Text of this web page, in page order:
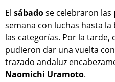
El sábadose celebraron las
semana con luchas hasta
las categorías. Por la tarde,
pudieron dar una vuelta
trazado andaluz
Naomichi Uramoto.